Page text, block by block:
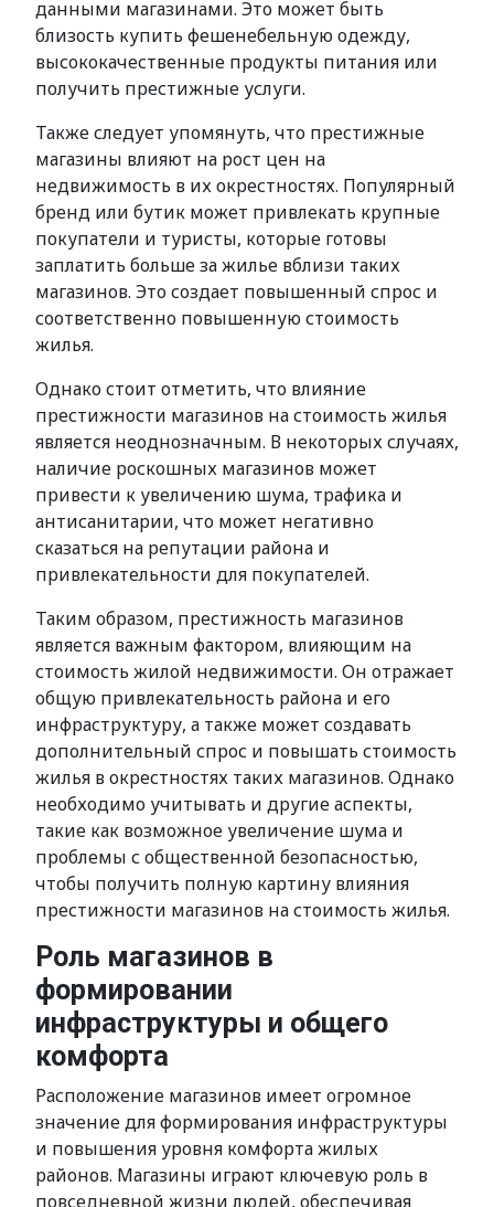
данными магазинами. Это может быть
близость купить фешенебельную одежду,
высококачественные продукты питания или
получить престижные услуги.
Также следует упомянуть, что престижные
магазины влияют на рост цен на
недвижимость в их окрестностях. Популярный
бренд или бутик может привлекать крупные
покупатели и туристы, которые готовы
заплатить больше за жилье вблизи таких
магазинов. Это создает повышенный спрос и
соответственно повышенную стоимость
жилья.
Однако стоит отметить, что влияние
престижности магазинов на стоимость жилья
является неоднозначным. В некоторых случаях,
наличие роскошных магазинов может
привести к увеличению шума, трафика и
антисанитарии, что может негативно
сказаться на репутации района и
привлекательности для покупателей.
Таким образом, престижность магазинов
является важным фактором, влияющим на
стоимость жилой недвижимости. Он отражает
общую привлекательность района и его
инфраструктуру, а также может создавать
дополнительный спрос и повышать стоимость
жилья в окрестностях таких магазинов. Однако
необходимо учитывать и другие аспекты,
такие как возможное увеличение шума и
проблемы с общественной безопасностью,
чтобы получить полную картину влияния
престижности магазинов на стоимость жилья.
Роль магазинов в
формировании
инфраструктуры и общего
комфорта
Расположение магазинов имеет огромное
значение для формирования инфраструктуры
и повышения уровня комфорта жилых
районов. Магазины играют ключевую роль в
повседневной жизни людей, обеспечивая